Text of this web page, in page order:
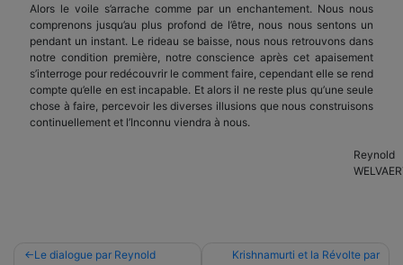
Alors le voile s’arrache comme par un enchantement. Nous nous
comprenons jusqu’au plus profond de l’être, nous nous sentons un
pendant un instant. Le rideau se baisse, nous nous retrouvons dans
notre condition première, notre conscience après cet apaisement
s’interroge pour redécouvrir le comment faire, cependant elle se rend
compte qu’elle en est incapable. Et alors il ne reste plus qu’une seule
chose à faire, percevoir les diverses illusions que nous construisons
continuellement et l’Inconnu viendra à nous.
Reynold
Navigation
Le dialogue par Reynold
Krishnamurti et la Révolte par